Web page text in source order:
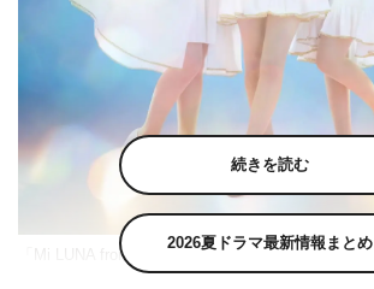
「Mi LUNA from お月ちゃんのうた」
続きを読む
2026夏ドラマ最新情報まとめ